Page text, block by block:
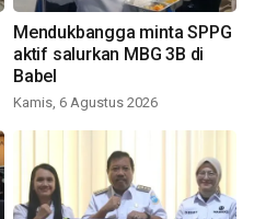
Mendukbangga minta SPPG
aktif salurkan MBG 3B di
Babel
Kamis, 6 Agustus 2026